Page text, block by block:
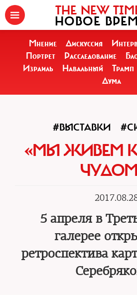
THE NEW
НОВОЕ
Мнение Дискуссия
Портрет
Расследование
Израиль
Навальный Трамп
Дума
#ВЫСТАВКИ
«МЫ ЖИВЕМ
5 апреля в
галерее
ретроспектива